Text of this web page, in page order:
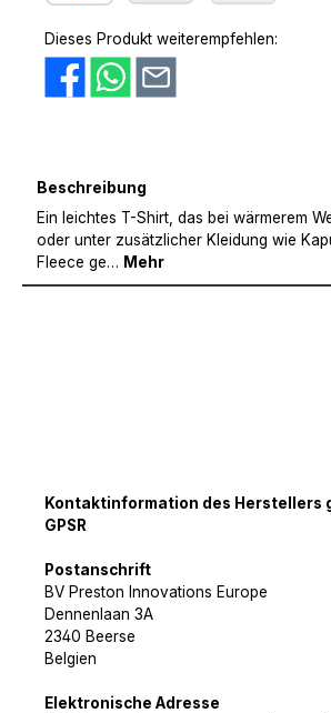
Dieses Produkt weiterempfehlen:
Beschreibung
Ein leichtes T-Shirt, das bei wärmerem
oder unter zusätzlicher Kleidung wie
Fleece ge… Mehr
Kontaktinformation des Herstellers
GPSR
Postanschrift
BV Preston Innovations Europe
Dennenlaan 3A
2340 Beerse
Belgien
Elektronische Adresse